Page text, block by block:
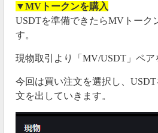
▼MVトークンを購入
USDTを準備できたらMVトーク
す。
現物取引より「MV/USDT」ペア
今回は買い注文を選択し、
文を出していきます。